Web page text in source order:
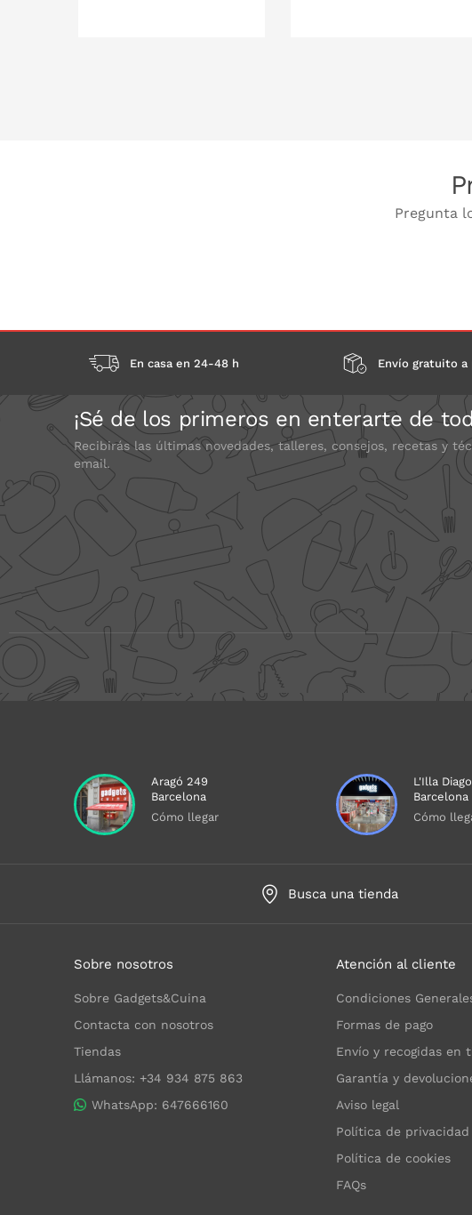
Pregunta
En casa en 24-48 h Envío gratuito
¡Sé de los primeros en enterarte de
Recibirás las últimas novedades, talleres, consejos, recetas y
email.
Aragó 249
Barcelona
Cómo llegar
L'Illa
Barcelona
Cómo
Busca una tienda
Sobre nosotros
Sobre Gadgets&Cuina
Contacta con nosotros
Tiendas
Llámanos: +34 934 875 863
WhatsApp: 647666160
Atención al cliente
Condiciones
Formas de pago
Envío y recogidas en
Garantía y
Aviso legal
Política de privacidad
Política de cookies
FAQs